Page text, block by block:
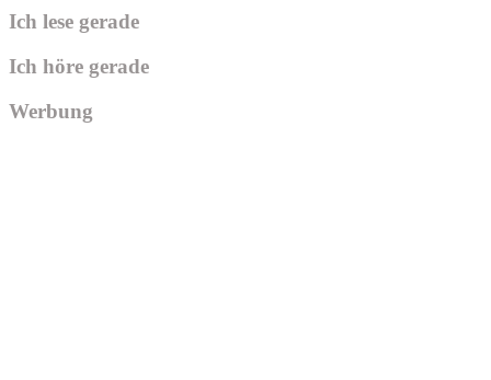
Ich lese gerade
Ich höre gerade
Werbung